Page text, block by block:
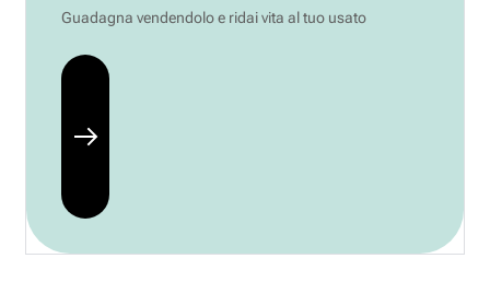
Guadagna vendendolo e ridai vita al tuo usato